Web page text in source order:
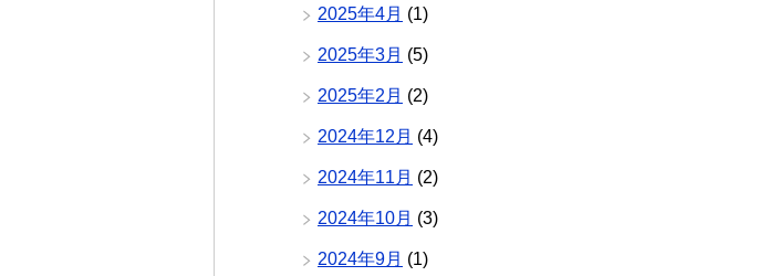
2025年4月 (1)
2025年3月 (5)
2025年2月 (2)
2024年12月 (4)
2024年11月 (2)
2024年10月 (3)
2024年9月 (1)